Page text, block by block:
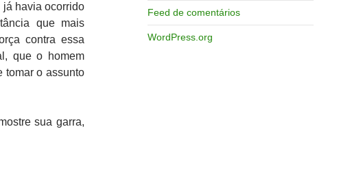
havia ocorrido
que mais
contra essa
que o homem
tomar o assunto
sua garra,
Feed de comentários
WordPress.org